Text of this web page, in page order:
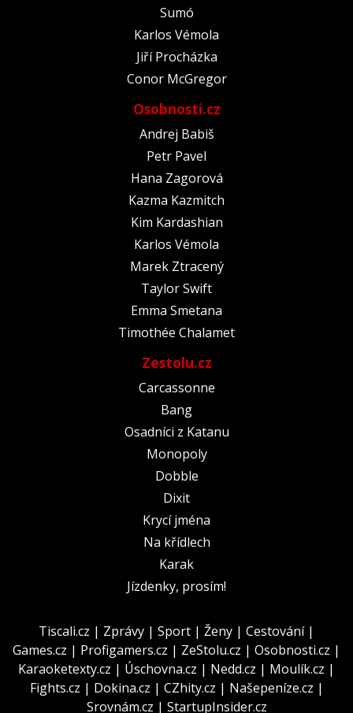
Sumó
Karlos Vémola
Jiří Procházka
Conor McGregor
Osobnosti.cz
Andrej Babiš
Petr Pavel
Hana Zagorová
Kazma Kazmitch
Kim Kardashian
Karlos Vémola
Marek Ztracený
Taylor Swift
Emma Smetana
Timothée Chalamet
Zestolu.cz
Carcassonne
Bang
Osadníci z Katanu
Monopoly
Dobble
Dixit
Krycí jména
Na křídlech
Karak
Jízdenky, prosím!
Tiscali.cz | Zprávy | Sport | Ženy | Cestování|
Games.cz | Profigamers.cz | ZeStolu.cz | Osobnosti.cz |
Karaoketexty.cz | Úschovna.cz | Nedd.cz | Moulík.cz |
Fights.cz | Dokina.cz | CZhity.cz | Našepeníze.cz |
Srovnám.cz | StartupInsider.cz